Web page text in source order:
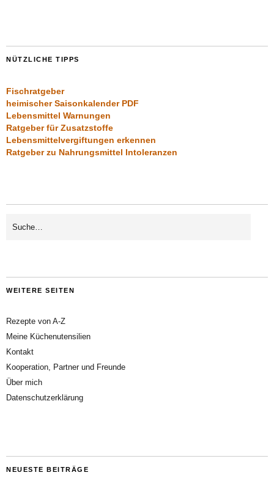
NÜTZLICHE TIPPS
Fischratgeber
heimischer Saisonkalender PDF
Lebensmittel Warnungen
Ratgeber für Zusatzstoffe
Lebensmittelvergiftungen erkennen
Ratgeber zu Nahrungsmittel Intoleranzen
WEITERE SEITEN
Rezepte von A-Z
Meine Küchenutensilien
Kontakt
Kooperation, Partner und Freunde
Über mich
Datenschutzerklärung
NEUESTE BEITRÄGE